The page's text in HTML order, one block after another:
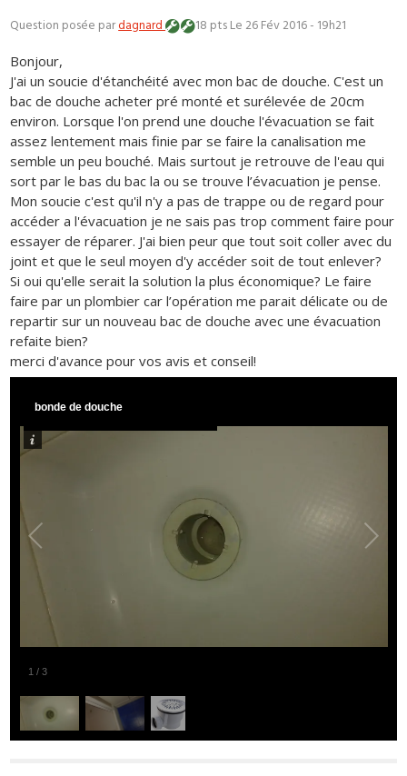
Question posée pardagnard 18 ptsLe 26 Fév 2016 - 19h21
Bonjour,
J'ai un soucie d'étanchéité avec mon bac de douche. C'est un
bac de douche acheter pré monté et surélevée de 20cm
environ. Lorsque l'on prend une douche l'évacuation se fait
assez lentement mais finie par se faire la canalisation me
semble un peu bouché. Mais surtout je retrouve de l'eau qui
sort par le bas du bac la ou se trouve l’évacuation je pense.
Mon soucie c'est qu'il n'y a pas de trappe ou de regard pour
accéder a l'évacuation je ne sais pas trop comment faire pour
essayer de réparer. J'ai bien peur que tout soit coller avec du
joint et que le seul moyen d'y accéder soit de tout enlever?
Si oui qu'elle serait la solution la plus économique? Le faire
faire par un plombier car l’opération me parait délicate ou de
repartir sur un nouveau bac de douche avec une évacuation
refaite bien?
merci d'avance pour vos avis et conseil!
1 /3
bonde de douche